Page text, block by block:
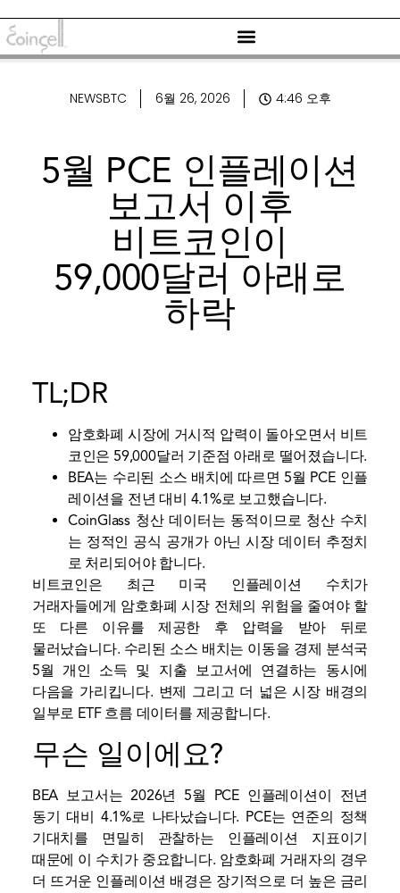
NEWSBTC 6월 26, 2026 4:46 오후
5월 PCE 인플레이션
보고서 이후
비트코인이
59,000달러 아래로
하락
TL;DR
암호화폐 시장에 거시적 압력이 돌아오면서 비트
코인은 59,000달러 기준점 아래로 떨어졌습니다.
BEA는 수리된 소스 배치에 따르면 5월 PCE 인플
레이션을 전년 대비 4.1%로 보고했습니다.
CoinGlass 청산 데이터는 동적이므로 청산 수치
는 정적인 공식 공개가 아닌 시장 데이터 추정치
로 처리되어야 합니다.
비트코인은 최근 미국 인플레이션 수치가
거래자들에게 암호화폐 시장 전체의 위험을 줄여야 할
또 다른 이유를 제공한 후 압력을 받아 뒤로
물러났습니다. 수리된 소스 배치는 이동을 경제 분석국
5월 개인 소득 및 지출 보고서에 연결하는 동시에
다음을 가리킵니다. 변제 그리고 더 넓은 시장 배경의
일부로 ETF 흐름 데이터를 제공합니다.
무슨 일이에요?
BEA 보고서는 2026년 5월 PCE 인플레이션이 전년
동기 대비 4.1%로 나타났습니다. PCE는 연준의 정책
기대치를 면밀히 관찰하는 인플레이션 지표이기
때문에 이 수치가 중요합니다. 암호화폐 거래자의 경우
더 뜨거운 인플레이션 배경은 장기적으로 더 높은 금리